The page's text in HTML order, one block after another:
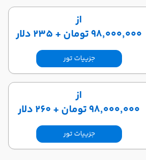
از
۹۸٬۰۰۰٬۰۰۰ تومان + ۲۳۵ دلار
جزییات تور
از
۹۸٬۰۰۰٬۰۰۰ تومان + ۲۶۰ دلار
جزییات تور